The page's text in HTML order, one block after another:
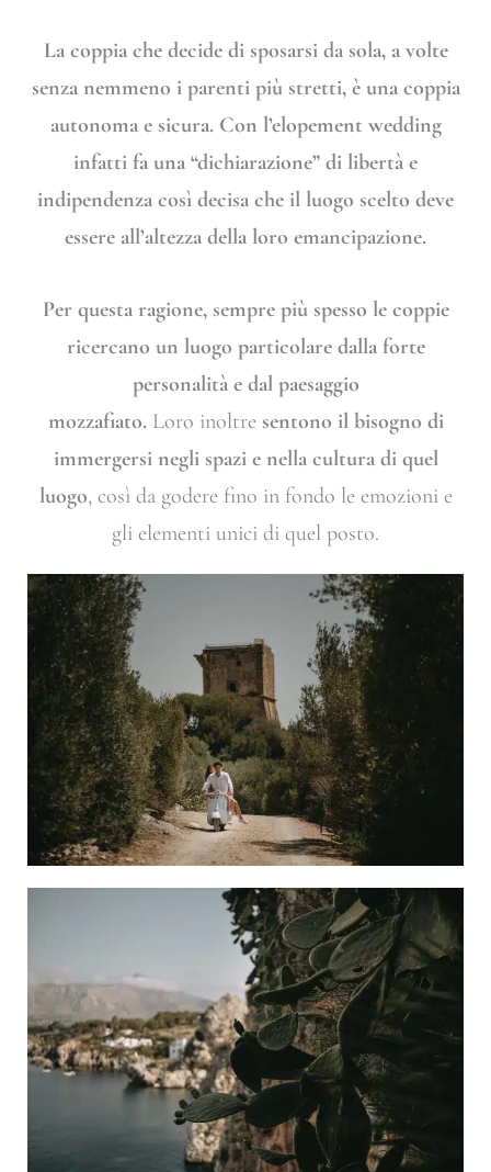
La coppia che decide di sposarsi da sola, a volte
senza nemmeno i parenti più stretti, è una coppia
autonoma e sicura. Con l’elopement wedding
infatti fa una “dichiarazione” di libertà e
indipendenza così decisa che il luogo scelto deve
essere all’altezza della loro emancipazione.
Per questa ragione, sempre più spesso le coppie
ricercano un luogo particolare dalla forte
personalità e dal paesaggio
mozzafiato. Loro inoltresentono il bisogno di
immergersi negli spazi e nella cultura di quel
luogo, così da godere fino in fondo le emozioni e
gli elementi unici di quel posto.